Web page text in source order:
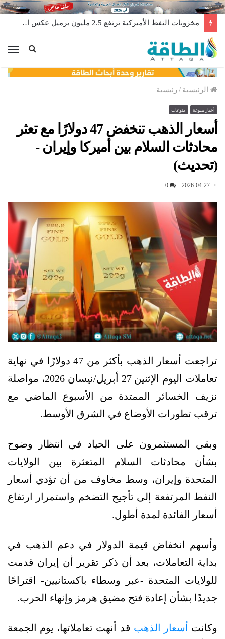
مخزونات النفط الأميركية ترتفع 2.5 مليون برميل عكس التوقعات
الرئيسية /رئيسية
أخبار منوعة منوعات
أسعار الذهب تنخفض 47 دولارًا مع تعثر
محادثات السلام بين أميركا وإيران -
(تحديث)
2026-04-27
0
تراجعت أسعار الذهب بأكثر من 47 دولارًا في نهاية
تعاملات اليوم الإثنين 27 أبريل/نيسان 2026، مواصلة
نزيف الخسائر الممتدة من الأسبوع الماضي مع
ترقب تطورات الأوضاع في الشرق الأوسط.
وبقي المستثمرون على الحياد في انتظار وضوح
بشأن محادثات السلام المتعثرة بين الولايات
المتحدة وإيران، وسط مخاوف من أن تؤدي أسعار
النفط المرتفعة إلى تأجيج التضخم واستمرار ارتفاع
أسعار الفائدة لمدة أطول.
وأسهم انخفاض قيمة الدولار في دعم الذهب في
بداية التعاملات، بعد أن ذكر تقرير أن إيران قدمت
للولايات المتحدة -عبر وسطاء باكستانيين- اقتراحًا
جديدًا بشأن إعادة فتح مضيق هرمز وإنهاء الحرب.
وكانت أسعار الذهب قد أنهت تعاملاتها، يوم الجمعة